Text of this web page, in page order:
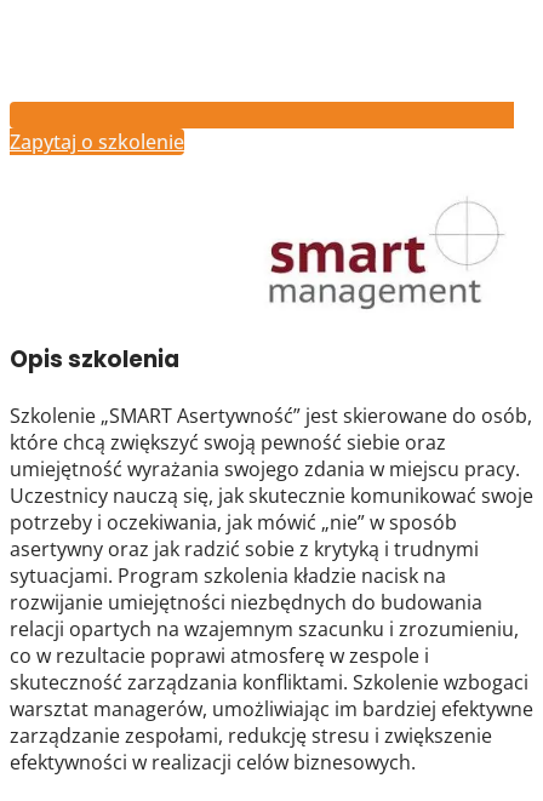
Zapytaj o szkolenie
Opis szkolenia
Szkolenie „SMART Asertywność” jest skierowane do osób,
które chcą zwiększyć swoją pewność siebie oraz
umiejętność wyrażania swojego zdania w miejscu pracy.
Uczestnicy nauczą się, jak skutecznie komunikować swoje
potrzeby i oczekiwania, jak mówić „nie” w sposób
asertywny oraz jak radzić sobie z krytyką i trudnymi
sytuacjami. Program szkolenia kładzie nacisk na
rozwijanie umiejętności niezbędnych do budowania
relacji opartych na wzajemnym szacunku i zrozumieniu,
co w rezultacie poprawi atmosferę w zespole i
skuteczność zarządzania konfliktami. Szkolenie wzbogaci
warsztat managerów, umożliwiając im bardziej efektywne
zarządzanie zespołami, redukcję stresu i zwiększenie
efektywności w realizacji celów biznesowych.